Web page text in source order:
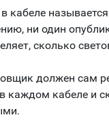
кабеле
ни один
сколько
должен сам
каждом кабеле и